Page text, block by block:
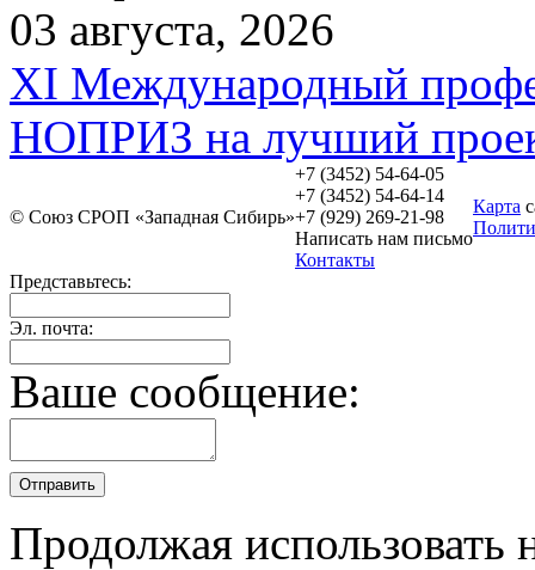
03 августа, 2026
XI Международный
НОПРИЗ на лучший
© Союз СРОП «Западная Сибирь»
+7 (3452) 54-64-05
+7 (3452) 54-64-14
+7 (929) 269-21-98
Написать нам письмо
Контакты
Карта
Представьтесь:
Эл. почта:
Ваше сообщение:
Продолжая использовать